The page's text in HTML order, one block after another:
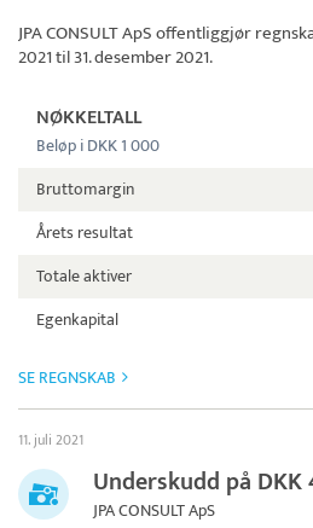
JPA CONSULT ApSoffentliggjør
2021 til 31. desember 2021.
NØKKELTALL
Beløp i DKK 1 000
Bruttomargin
Årets resultat
Totale aktiver
Egenkapital
SE REGNSKAB
11. juli 2021
Underskudd på DKK
JPA CONSULT ApS